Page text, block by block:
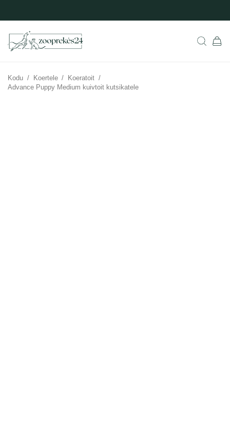
Kodu / Koertele / Koeratoit /
Advance Puppy Medium kuivtoit kutsikatele